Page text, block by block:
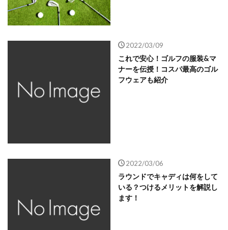
2022/03/09
これで安心！ゴルフの服装&マ
ナーを伝授！コスパ最高のゴル
フウェアも紹介
2022/03/06
ラウンドでキャディは何をして
いる？つけるメリットを解説し
ます！